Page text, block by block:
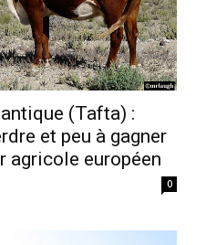
(Tafta) :
et peu à gagner
agricole européen
0